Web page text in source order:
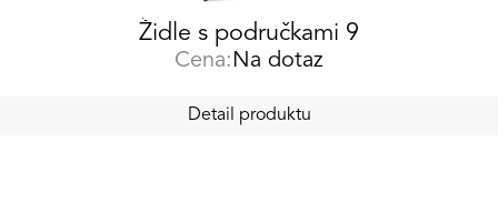
Židle s područkami 9
Cena: Na dotaz
Detail produktu